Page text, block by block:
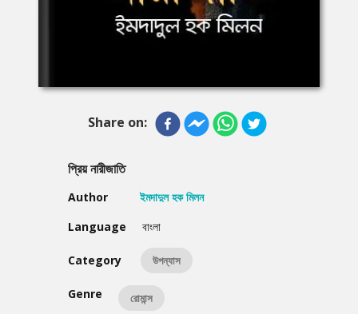
Share on:
প্রিয় নারীজাতি
Author
ইমদাদুল হক মিলন
Language
বাংলা
Category উপন্যাস
Genre রোমান্স